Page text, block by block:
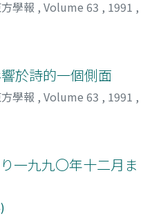
學報 , Volume 63 , 1991 ,
於詩的一個側面
學報 , Volume 63 , 1991 ,
一九九〇年十二月ま